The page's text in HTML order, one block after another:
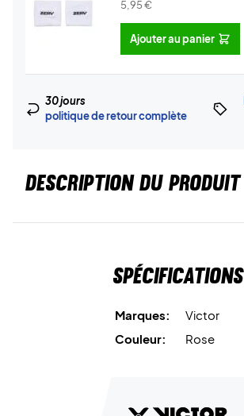
5,95€
Ajouter au panier
30 jours
politique de retour complète
DESCRIPTION DU PRODUIT
Spécifications
Marques:
Victor
Couleur:
Rose